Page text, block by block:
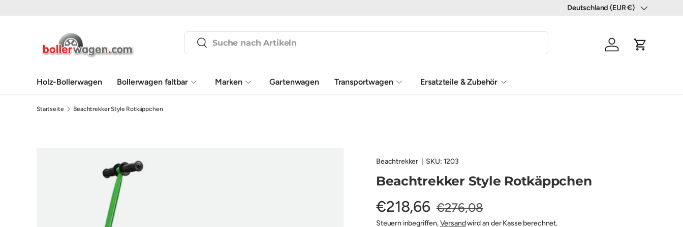
Land/Region
Deutschland (EUR €)
Suchen
Suchen
Einloggen
Holz-Bollerwagen Bollerwagen faltbar Marken Gartenwagen Transportwagen Ersatzteile & Zubehör
Startseite Beachtrekker Style Rotkäppchen
Beachtrekker SKU: 1203
Beachtrekker Style Rotkäppchen
€218,66 €276,08
Steuern inbegriffen,Versandwird an der Kasse berechnet.